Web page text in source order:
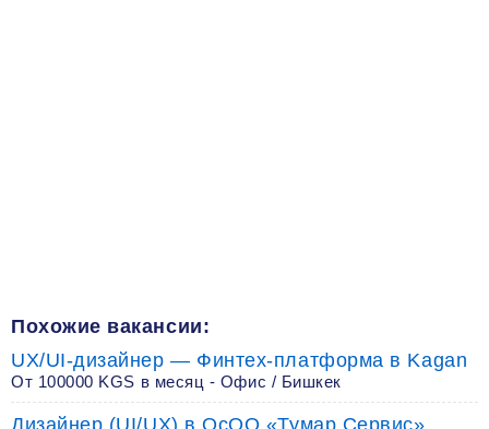
Похожие вакансии:
UX/UI-дизайнер — Финтех-платформа в Kagan
От 100000 KGS в месяц - Офис / Бишкек
Дизайнер (UI/UX) в ОсОО «Тумар Сервис»